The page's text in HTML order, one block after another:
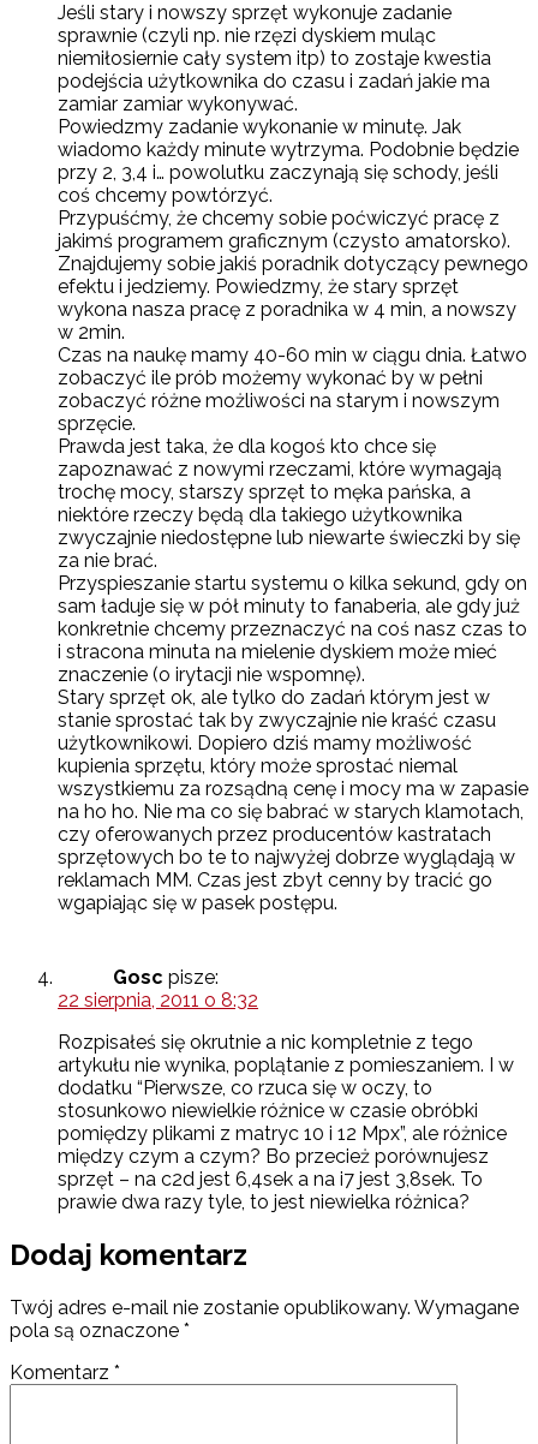
Jeśli stary i nowszy sprzęt wykonuje zadanie
sprawnie (czyli np. nie rzęzi dyskiem muląc
niemiłosiernie cały system itp) to zostaje kwestia
podejścia użytkownika do czasu i zadań jakie ma
zamiar zamiar wykonywać.
Powiedzmy zadanie wykonanie w minutę. Jak
wiadomo każdy minute wytrzyma. Podobnie będzie
przy 2, 3,4 i… powolutku zaczynają się schody, jeśli
coś chcemy powtórzyć.
Przypuśćmy, że chcemy sobie poćwiczyć pracę z
jakimś programem graficznym (czysto amatorsko).
Znajdujemy sobie jakiś poradnik dotyczący pewnego
efektu i jedziemy. Powiedzmy, że stary sprzęt
wykona nasza pracę z poradnika w 4 min, a nowszy
w 2min.
Czas na naukę mamy 40-60 min w ciągu dnia. Łatwo
zobaczyć ile prób możemy wykonać by w pełni
zobaczyć różne możliwości na starym i nowszym
sprzęcie.
Prawda jest taka, że dla kogoś kto chce się
zapoznawać z nowymi rzeczami, które wymagają
trochę mocy, starszy sprzęt to męka pańska, a
niektóre rzeczy będą dla takiego użytkownika
zwyczajnie niedostępne lub niewarte świeczki by się
za nie brać.
Przyspieszanie startu systemu o kilka sekund, gdy on
sam ładuje się w pół minuty to fanaberia, ale gdy już
konkretnie chcemy przeznaczyć na coś nasz czas to
i stracona minuta na mielenie dyskiem może mieć
znaczenie (o irytacji nie wspomnę).
Stary sprzęt ok, ale tylko do zadań którym jest w
stanie sprostać tak by zwyczajnie nie kraść czasu
użytkownikowi. Dopiero dziś mamy możliwość
kupienia sprzętu, który może sprostać niemal
wszystkiemu za rozsądną cenę i mocy ma w zapasie
na ho ho. Nie ma co się babrać w starych klamotach,
czy oferowanych przez producentów kastratach
sprzętowych bo te to najwyżej dobrze wyglądają w
reklamach MM. Czas jest zbyt cenny by tracić go
wgapiając się w pasek postępu.
Gosc pisze:
22 sierpnia, 2011 o 8:32
Rozpisałeś się okrutnie a nic kompletnie z tego
artykułu nie wynika, poplątanie z pomieszaniem. I w
dodatku “Pierwsze, co rzuca się w oczy, to
stosunkowo niewielkie różnice w czasie obróbki
pomiędzy plikami z matryc 10 i 12 Mpx”, ale różnice
między czym a czym? Bo przecież porównujesz
sprzęt – na c2d jest 6,4sek a na i7 jest 3,8sek. To
prawie dwa razy tyle, to jest niewielka różnica?
Dodaj komentarz
Twój adres e-mail nie zostanie opublikowany. Wymagane
pola są oznaczone *
Komentarz *